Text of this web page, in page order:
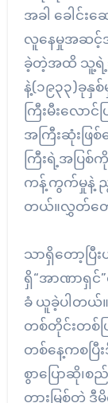
အခါ ခေါင်း
လူနေမှုအဆင့်အ
ခဲ့တဲ့အထိ သူ့ရဲ့
နဲ့(၁၉၃၃)ခု
ကြီးမီးလော
အကြီးဆုံးဖြ
ကြီးရဲ့အပြစ်
ကန့်ကွက်မှုနဲ့ ညွ
တယ်။လွှတ်တေ
သာရှိတော့ပ
ရှိ“အာဏာရှင်
ခံ ယူခဲ့ပါတယ်
တစ်တိုင်းတစ်ပ
တစ်နေ့ကစပ
စွာပြောဆို၊
တားမြစ်တဲ့ ဒီ